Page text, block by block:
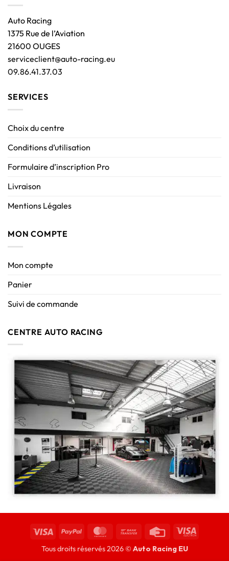
Auto Racing
1375 Rue de l’Aviation
21600 OUGES
serviceclient@auto-racing.eu
09.86.41.37.03
SERVICES
Choix du centre
Conditions d’utilisation
Formulaire d’inscription Pro
Livraison
Mentions Légales
MON COMPTE
Mon compte
Panier
Suivi de commande
CENTRE AUTO RACING
Tous droits réservés 2026 © Auto Racing EU